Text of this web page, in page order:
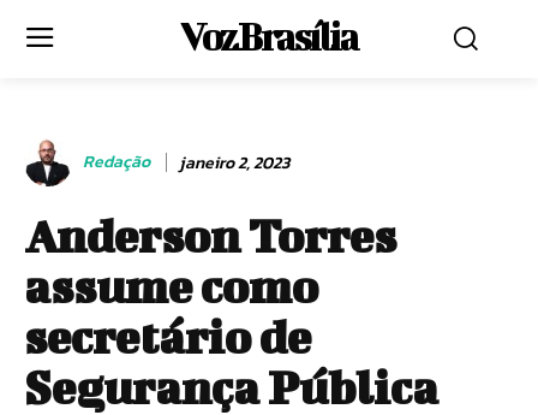
Voz Brasília
Redação janeiro 2, 2023
Anderson Torres
assume como
secretário de
Segurança Pública